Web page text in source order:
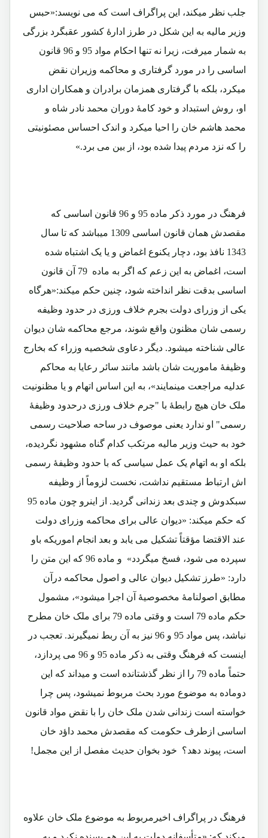
جلب نظر میکند، این پراگراف است که می نویسد:«حبس
وزیر مالیه به این شکل در طرز ادارۀ کشور عقبگرد بزرگی
به شمار میرفت، زیرا نه تنها احکام مواد 95 و 96 قانون
اساسی را در مورد گرفتاری و محاکمه وزیران نقض
میکرد، بلکه با گرفتاری همزمان برادران و همکاران اداری
او، روش استبداد و خود کامۀ دوران محمد نادر شاه و
محمد هاشم خان را احیا میکرد و اندک احساس مصئونیتی
را که نزد مردم پیدا شده بود، از بین می برد.»
فرهنگ در مورد ذکر ماده 95 و 96 قانون اساسی که
مقصدش همان قانون اساسی 1309 میباشد که تا سال
1343 نافذ بود، دچار یکنوع اغماض و یا یک اشتباه شده
است، اغماض به این زعم که اگر به ماده 79 آن قانون
اساسی بدقت نظر انداخته شود، چنین حکم میکند:«هرگاه
یکی از وزرای دولت بجرم خلاف ورزی در حدود وظیفه
رسمی شان مظنون واقع شوند، مرجع محاکمه شان دیوان
عالی شناخته میشود. دیگر دعاوی شخصیه وزراء که بخارج
وظیفۀ ماموریت شان باشد مانند سائر رعایا به محاکم
عدلیه مراجعت مینمایند»، به این اساس اتهام و یا مظنونیت
ملک خان هیچ رابطۀ با "جرم خلاف ورزی درحدود وظیفۀ
رسمی" او ندارد یعنی موصوف در ساحه صلاحیت رسمی
خود به حیث وزیر مالیه مرتکب کدام گناه مشهود نگردیده،
بلکه او به اتهام یک عمل سیاسی که با حدود وظیفۀ رسمی
اش ارتباط مستقیم نداشت، نخست لزوماً از وظیفه
سبکدوش و چندی بعد زندانی گردید. از اینرو چون ماده 95
که حکم میکند: «دیوان عالی برای محاکمه وزرای دولت
عند الاقتضا مؤقتاً تشکیل می یابد و بعد انجام اموریکه باو
سپرده می شود، فسخ میگردد» و ماده 96 که این متن را
دارد: «طرز تشکیل دیوان عالی و اصول محاکمه درآن
مطابق اصولنامۀ مخصوصیۀ آن اجرا میشود»، مشمول
حکم ماده 79 است و وقتی ماده 79 برای ملک خان مطرح
نباشد، پس مواد 95 و 96 نیز به آن ربط نمیگیرند. تعجب در
اینست که فرهنگ وقتی به ذکر ماده 95 و 96 می پردازد،
حتماً ماده 79 را از نظر گذشتانده است و میداند که این
دوماده به موضوع مورد بحث مربوط نمیشود، پس چرا
خواسته است زندانی شدن ملک خان را با نقض مواد قانون
اساسی ازطرف حکومت که مقصدش محمد داؤد خان
است، پیوند دهد؟ خود بخوان حدیث مفصل از این مجمل!
فرهنگ در پراگراف اخیرمربوط به موضوع ملک خان علاوه